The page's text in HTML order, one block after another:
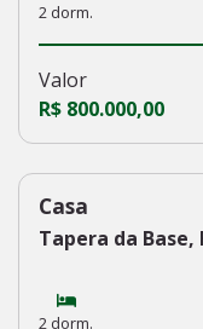
2 dorm.
Valor
R$ 800.000,00
235
Casa
Tapera da
2 dorm.